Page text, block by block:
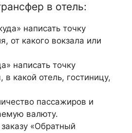
в отель:
написать точку
от какого вокзала или
написать точку
в какой отель, гостиницу,
пассажиров и
валюту.
«Обратный